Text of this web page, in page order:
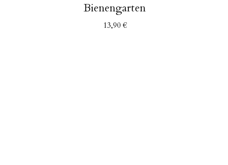
Bienengarten
13,90€